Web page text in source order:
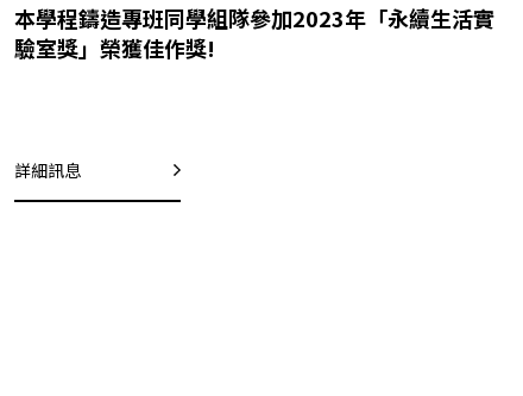
本學程鑄造專班同學組隊參加2023年「永續生活實
驗室獎」榮獲佳作獎!
詳細訊息